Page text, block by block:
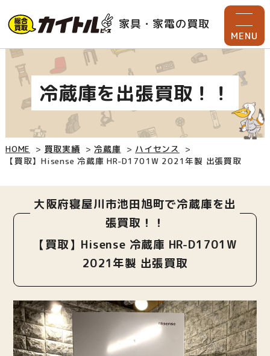
家具・家電の買取
MENU
冷蔵庫を出張買取！！
HOME 買取実績 冷蔵庫
ハイセンス
【買取】Hisense 冷蔵庫 HR-D1701W 2021年製 出張買取
大阪府寝屋川市池田旭町で冷蔵庫を出
張買取！！
【買取】Hisense 冷蔵庫 HR-D1701W
2021年製 出張買取